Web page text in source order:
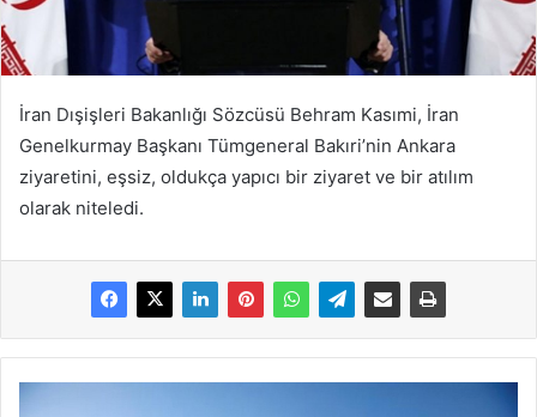
İran Dışişleri Bakanlığı Sözcüsü Behram Kasımi, İran
Genelkurmay Başkanı Tümgeneral Bakıri’nin Ankara
ziyaretini, eşsiz, oldukça yapıcı bir ziyaret ve bir atılım
olarak niteledi.